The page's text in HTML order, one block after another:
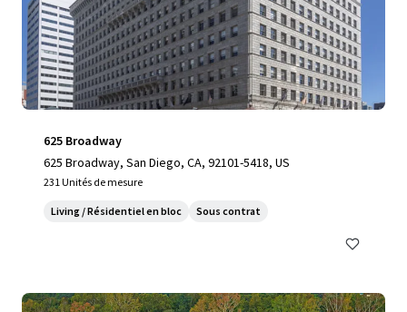
625 Broadway
625 Broadway, San Diego, CA, 92101-5418, US
231 Unités de mesure
Living / Résidentiel en bloc Sous contrat